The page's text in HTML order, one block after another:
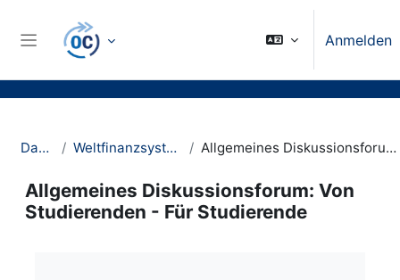
Website-Übersicht
Anmelden
Dashboard Weltfinanzsystem und Nachhaltigkeit Allgemeines Diskussionsforum: Von Studierenden - Für Studierende
Allgemeines Diskussionsforum: Von
Studierenden - Für Studierende